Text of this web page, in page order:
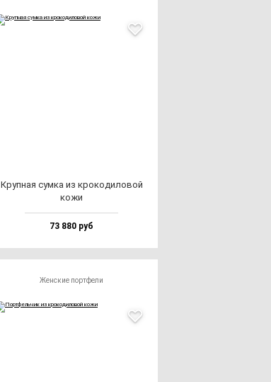
Круп­ная сум­ка из кро­ко­ди­ло­вой
ко­жи
73 880 руб
Женские портфели